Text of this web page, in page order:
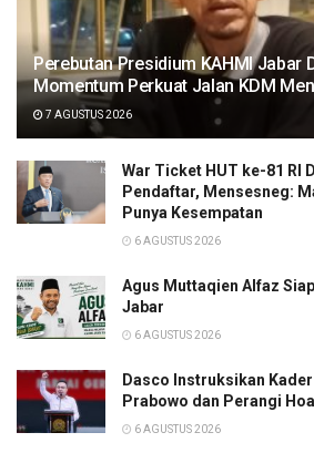
Perebutan Presidium KAHMI Jabar
Momentum Perkuat Jalan KDM
7 AGUSTUS 2026
War Ticket HUT ke-81 RI
Pendaftar, Mensesneg:
Punya Kesempatan
6 AGUSTUS 2026
Agus Muttaqien Alfaz Siap
Jabar
6 AGUSTUS 2026
Dasco Instruksikan
Prabowo dan Perangi
6 AGUSTUS 2026